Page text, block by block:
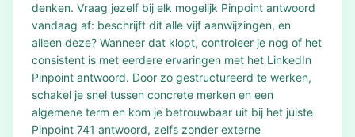
denken. Vraag jezelf bij elk mogelijk Pinpoint antwoord
vandaag af: beschrijft dit alle vijf aanwijzingen, en
alleen deze? Wanneer dat klopt, controleer je nog of het
consistent is met eerdere ervaringen met het LinkedIn
Pinpoint antwoord. Door zo gestructureerd te werken,
schakel je snel tussen concrete merken en een
algemene term en kom je betrouwbaar uit bij het juiste
Pinpoint 741 antwoord, zelfs zonder externe